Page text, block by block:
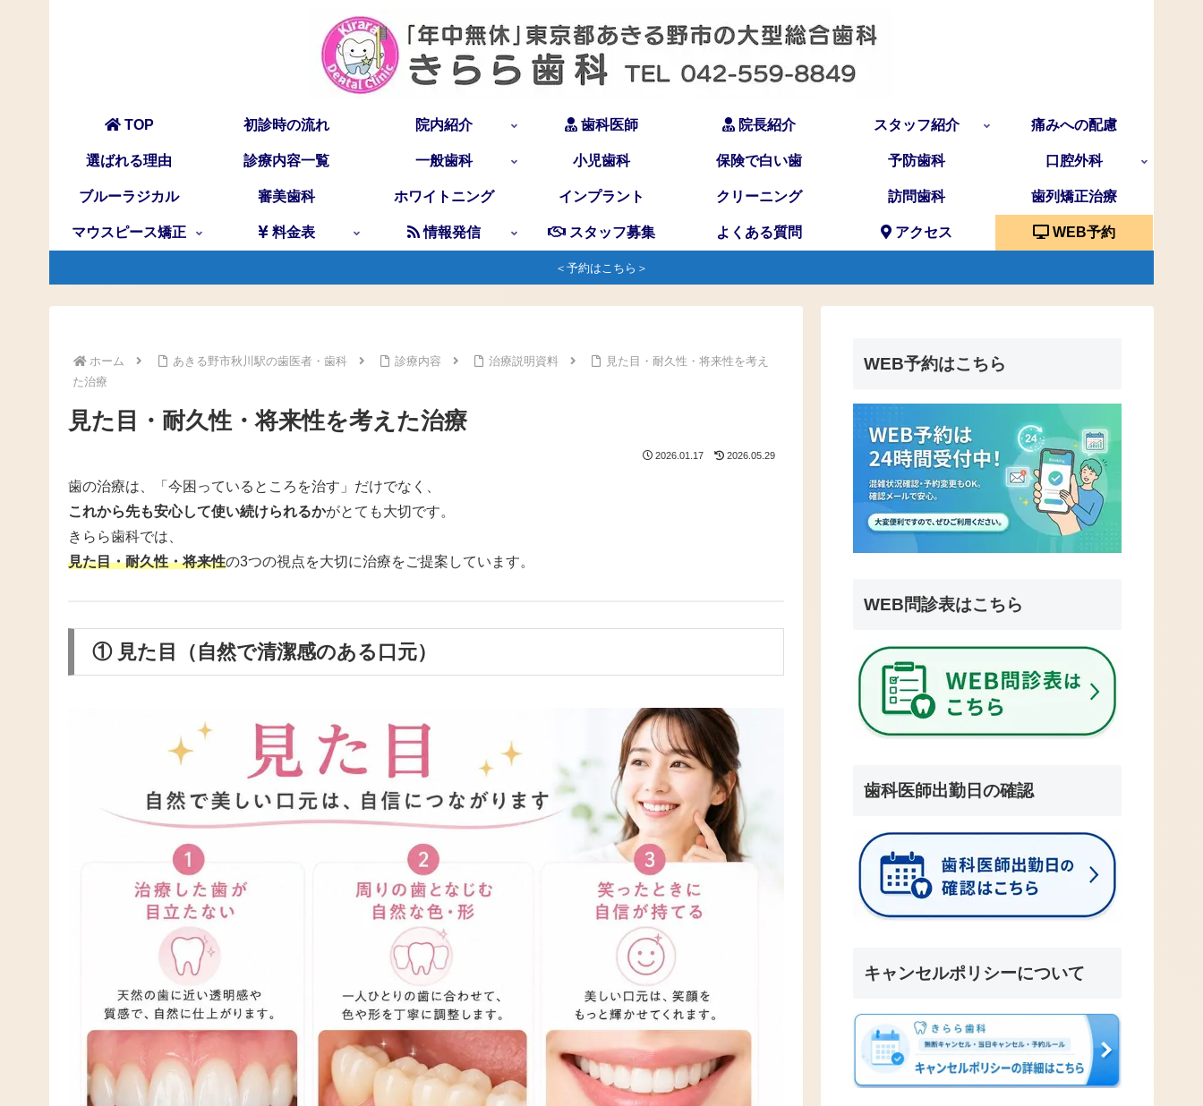
TOP 初診時の流れ 院内紹介 歯科医師 院長紹介 スタッフ紹介 痛みへの配慮
選ばれる理由 診療内容一覧 一般歯科 小児歯科 保険で白い歯 予防歯科 口腔外科
ブルーラジカル 審美歯科 ホワイトニング インプラント クリーニング 訪問歯科 歯列矯正治療
マウスピース矯正 料金表 情報発信 スタッフ募集 よくある質問 アクセス WEB予約
＜予約はこちら＞
ホーム あきる野市秋川駅の歯医者・歯科 診療内容 治療説明資料
見た目・耐久性・将来性を考え
た治療
見た目・耐久性・将来性を考えた治療
2026.01.17 2026.05.29
歯の治療は、「今困っているところを治す」だけでなく、
これから先も安心して使い続けられるかがとても大切です。
きらら歯科では、
見た目・耐久性・将来性の3つの視点を大切に治療をご提案しています。
① 見た目（自然で清潔感のある口元）
WEB予約はこちら
WEB問診表はこちら
歯科医師出勤日の確認
キャンセルポリシーについて